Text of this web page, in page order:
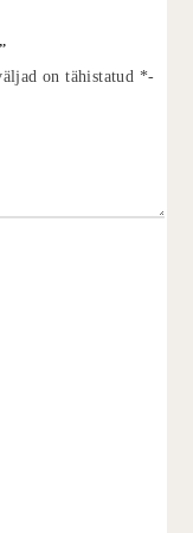
on tähistatud *-